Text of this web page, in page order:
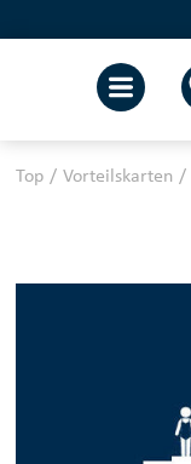
Top / Vorteilskarten /